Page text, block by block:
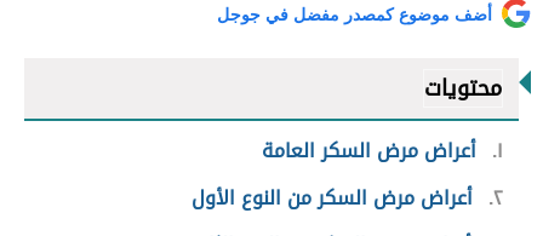
أضف موضوع كمصدر مفضل في جوجل
محتويات
١ أعراض مرض السكر العامة
٢ أعراض مرض السكر من النوع الأول